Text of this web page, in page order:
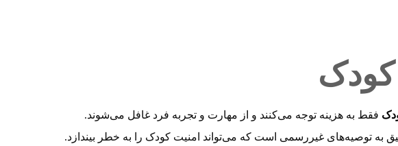
کودک
فقط به هزینه توجه می‌کنند و از مهارت و تجربه فرد غافل می‌شوند.
به توصیه‌های غیررسمی است که می‌تواند امنیت کودک را به خطر بیندازد.